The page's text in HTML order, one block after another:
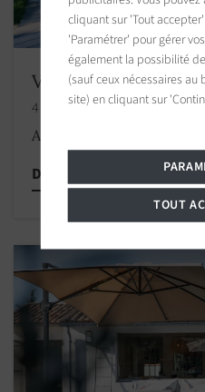
Villa Le Bois-
4 chambres
A partir de 2 500 €
Découvrir cette
cliquant sur 'Tout
'Paramétrer' pour gérer
également la possibilité
(sauf ceux nécessaires
site) en cliquant sur
TOUT